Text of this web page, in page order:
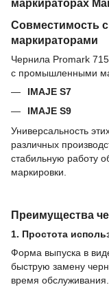
Совместимость
маркираторами
Чернила Promark
с промышленными
IMAJE S7
IMAJE S9
Универсальность
различных
стабильную работу
маркировки.
Преимущества
1. Простота
Форма выпуска в
быструю замену
время обслуживания.